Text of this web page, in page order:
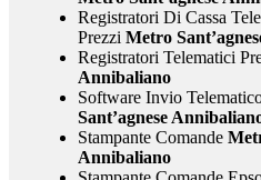
Registratori Di Cassa
Prezzi Metro
Registratori Telematici
Annibaliano
Software Invio
Sant’agnese
Stampante Comande
Annibaliano